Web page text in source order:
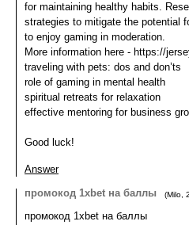
for maintaining healthy habits.
strategies to mitigate the potential
to enjoy gaming in moderation.
More information here - https://
traveling with pets: dos and don’ts
role of gaming in mental health
spiritual retreats for relaxation
effective mentoring for business
Good luck!
Answer
промокод 1xbet на баллы
(Milo
промокод 1xbet на баллы